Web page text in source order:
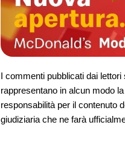
I commenti pubblicati dai
rappresentano in alcun modo
responsabilità per il contenuto
giudiziaria che ne farà